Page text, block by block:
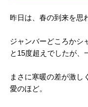
昨日は、春の到来を思
ジャンバーどころかシ
と15度超えでしたが、
まさに寒暖の差が激し
愛のほど。